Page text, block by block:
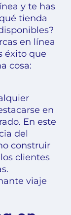
y te has
tienda
en línea
éxito que
cosa:
en
En este
del
construir
clientes
viaje